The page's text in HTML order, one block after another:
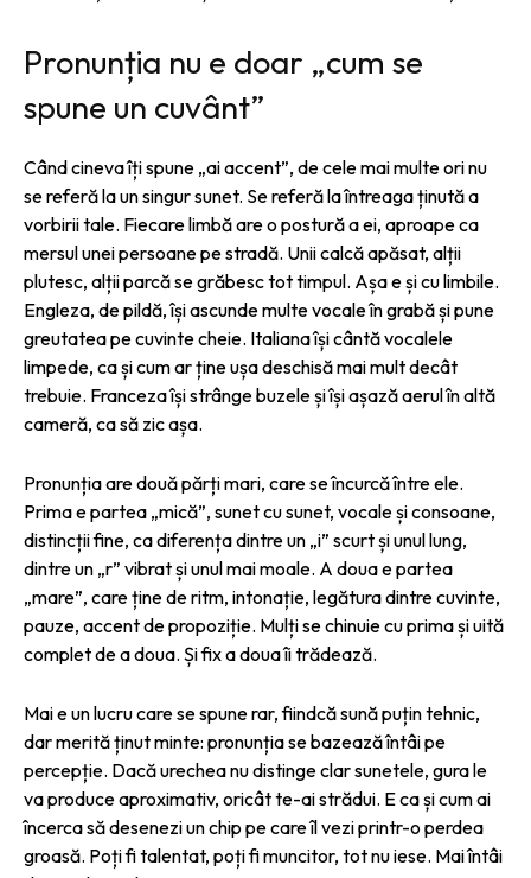
Pronunția nu e doar „cum se
spune un cuvânt”
Când cineva îți spune „ai accent”, de cele mai multe ori nu
se referă la un singur sunet. Se referă la întreaga ținută a
vorbirii tale. Fiecare limbă are o postură a ei, aproape ca
mersul unei persoane pe stradă. Unii calcă apăsat, alții
plutesc, alții parcă se grăbesc tot timpul. Așa e și cu limbile.
Engleza, de pildă, își ascunde multe vocale în grabă și pune
greutatea pe cuvinte cheie. Italiana își cântă vocalele
limpede, ca și cum ar ține ușa deschisă mai mult decât
trebuie. Franceza își strânge buzele și își așază aerul în altă
cameră, ca să zic așa.
Pronunția are două părți mari, care se încurcă între ele.
Prima e partea „mică”, sunet cu sunet, vocale și consoane,
distincții fine, ca diferența dintre un „i” scurt și unul lung,
dintre un „r” vibrat și unul mai moale. A doua e partea
„mare”, care ține de ritm, intonație, legătura dintre cuvinte,
pauze, accent de propoziție. Mulți se chinuie cu prima și uită
complet de a doua. Și fix a doua îi trădează.
Mai e un lucru care se spune rar, fiindcă sună puțin tehnic,
dar merită ținut minte: pronunția se bazează întâi pe
percepție. Dacă urechea nu distinge clar sunetele, gura le
va produce aproximativ, oricât te-ai strădui. E ca și cum ai
încerca să desenezi un chip pe care îl vezi printr-o perdea
groasă. Poți fi talentat, poți fi muncitor, tot nu iese. Mai întâi